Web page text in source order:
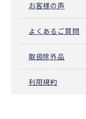
お客様の声
よくあるご質問
取扱除外品
利用規約